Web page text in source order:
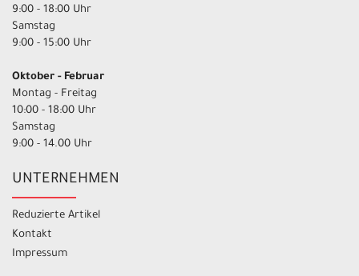
9:00 - 18:00 Uhr
Samstag
9:00 - 15:00 Uhr
Oktober - Februar
Montag - Freitag
10:00 - 18:00 Uhr
Samstag
9:00 - 14.00 Uhr
UNTERNEHMEN
Reduzierte Artikel
Kontakt
Impressum